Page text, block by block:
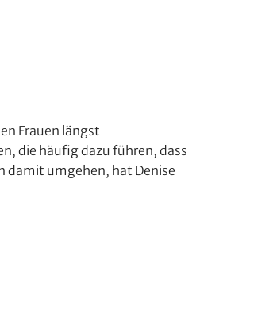
Frauen längst
die häufig dazu führen, dass
damit umgehen, hat Denise